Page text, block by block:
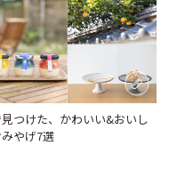
つけた、かわいい&おいし
やげ7選